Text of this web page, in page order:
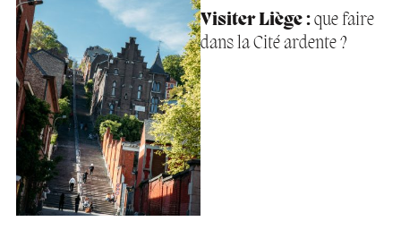
Visiter Liège :que faire
dans la Cité ardente ?